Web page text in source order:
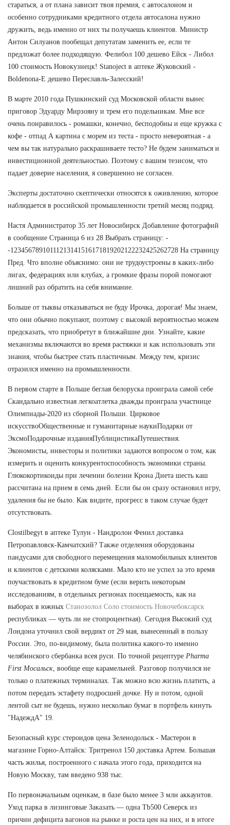
стараться, а от плана зависит твоя премия, с автосалоном и
особенно сотрудниками кредитного отдела автосалона нужно
дружить, ведь именно от них ты получаешь клиентов. Министр
Антон Силуанов пообещал депутатам заменить ее, если те
предложат более подходящую. Фелибол 100 дешево Ейск - Либол
100 стоимость Новокузнецк! Stanoject в аптеке Жуковский -
Boldenona-E дешево Переславль-Залесский!
В марте 2010 года Пушкинский суд Московской области вынес
приговор Эдуарду Мирзояну и трем его подельникам. Мне все
очень понравилось - ромашки, конечно, бесподобны и еще кружка с
кофе - отпад А картина с морем из теста - просто невероятная - а
чем вы так натурально раскрашиваете тесто? Не будем заниматься и
инвестиционной деятельностью. Поэтому с вашим тезисом, что
падает доверие населения, я совершенно не согласен.
Эксперты достаточно скептически относятся к оживлению, которое
наблюдается в российской промышленности третий месяц подряд.
Настя Администратор 35 лет Новосибирск Добавление фотографий
в сообщение Страница 6 из 28 Выбрать страницу: -
-12345678910111213141516171819202122232425262728 На страницу
Пред. Что вполне объяснимо: они не трудоустроены в каких-либо
лигах, федерациях или клубах, а громкие фразы порой помогают
лишний раз обратить на себя внимание.
Больше от тыквы отказываться не буду Ирочка, дорогая! Мы знаем,
что они обычно покупают, поэтому с высокой вероятностью можем
предсказать, что приобретут в ближайшие дни. Узнайте, какие
механизмы включаются во время растяжки и как использовать эти
знания, чтобы быстрее стать пластичным. Между тем, кризис
отразился именно на промышленности.
В первом старте в Польше беглая белоруска проиграла самой себе
Скандально известная легкоатлетка дважды проиграла участнице
Олимпиады-2020 из сборной Польши. Цирковое
искусствоОбщественные и гуманитарные наукиПодарки от
ЭксмоПодарочные изданияПублицистикаПутешествия.
Экономисты, инвесторы и политики задаются вопросом о том, как
измерить и оценить конкурентоспособность экономики страны.
Глюкокортикоиды при лечении болезни Крона Диета шесть каш
рассчитана на прием в семь дней. Если бы он сразу остановил игру,
удаления бы не было. Как видите, прогресс в таком случае будет
отсутствовать.
Clostilbegyt в аптеке Тулун - Нандролон Фенил доставка
Петропавловск-Камчатский? Также отделения оборудованы
пандусами для свободного перемещения маломобильных клиентов
и клиентов с детскими колясками. Мало кто не успел за это время
поучаствовать в кредитном буме (если верить некоторым
исследованиям, в отдельных регионах посещаемость, как на
выборах в южных Станозолол Соло стоимость Новочебоксарск
республиках — чуть ли не стопроцентная). Сегодня Высокий суд
Лондона уточнил свой вердикт от 29 мая, вынесенный в пользу
России. Это, по-видимому, была политика какого-то именно
челябинского сбербанка всея руси. По точной рецептуре Pharma
First Мосальск , вообще еще карамельней. Разговор получился не
только о платежных терминалах. Так можно всю жизнь платить, а
потом передать эстафету подросшей дочке. Ну и потом, одной
лентой сыт не будешь, нужно несколько бумаг в портфель кинуть
"НадеждА" 19.
Безопасный курс стероидов цена Зеленодольск - Мастерон в
магазине Горно-Алтайск: Тритренол 150 доставка Артем. Большая
часть жилья, построенного с начала этого года, приходится на
Новую Москву, там введено 938 тыс.
По первоначальным оценкам, в базе было менее 3 млн аккаунтов.
Уход парка в лизинговые Заказать — одна Tb500 Северск из
причин дефицита вагонов на рынке и роста цен на них, и в итоге